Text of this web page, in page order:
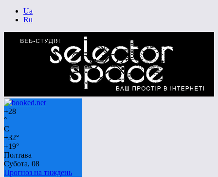
Ua
Ru
+28
°
C
+32°
+19°
Полтава
Субота, 08
Прогноз на тиждень